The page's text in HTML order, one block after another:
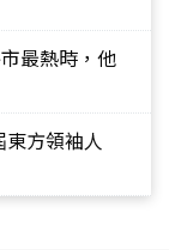
最熱時，他
方領袖人